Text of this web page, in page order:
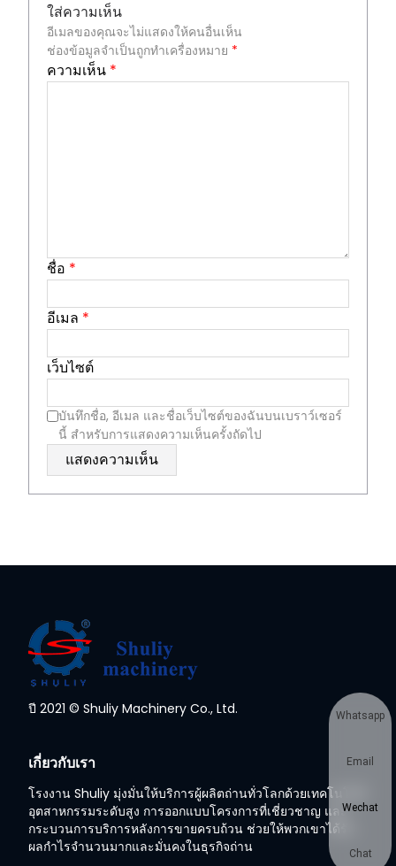
ใส่ความเห็น
อีเมลของคุณจะไม่แสดงให้คนอื่นเห็น
ช่องข้อมูลจำเป็นถูกทำเครื่องหมาย *
ความเห็น *
ชื่อ *
อีเมล *
เว็บไซต์
บันทึกชื่อ, อีเมล และชื่อเว็บไซต์ของฉันบนเบราว์เซอร์
นี้ สำหรับการแสดงความเห็นครั้งถัดไป
ปี 2021 © Shuliy Machinery Co., Ltd.
เกี่ยวกับเรา
โรงงาน Shuliy มุ่งมั่นให้บริการผู้ผลิตถ่านทั่วโลกด้วยเทคโนโลยี
อุตสาหกรรมระดับสูง การออกแบบโครงการที่เชี่ยวชาญ และ
กระบวนการบริการหลังการขายครบถ้วน ช่วยให้พวกเขาได้รับ
ผลกำไรจำนวนมากและมั่นคงในธุรกิจถ่าน
Whatsapp
Email
Wechat
Chat